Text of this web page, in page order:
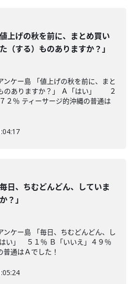
値上げの秋を前に、まとめ買い
（する）ものありますか？」
ンケー島 「値上げの秋を前に、まと
のありますか？」 Ａ「はい」 ２
２％ ティーサージ的沖縄の普通は
毎日、ちむどんどん、していま
？」
ンケー島 「毎日、ちむどんどん、し
い」 ５１％ Ｂ「いいえ」４９％
通はＡでした！